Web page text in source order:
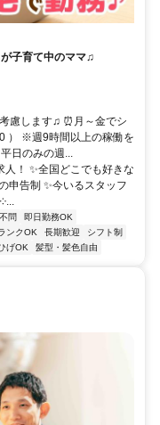
子育て中のママ♫
慮します♫ ⏰月～金でシ
） ※週9時間以上の稼働を
日のみの週...
！ ✨全国どこでも好きな
申告制 ✨今いるスタッフ
問
即日勤務OK
ンクOK 長期歓迎
シフト制
げOK 髪型・髪色自由